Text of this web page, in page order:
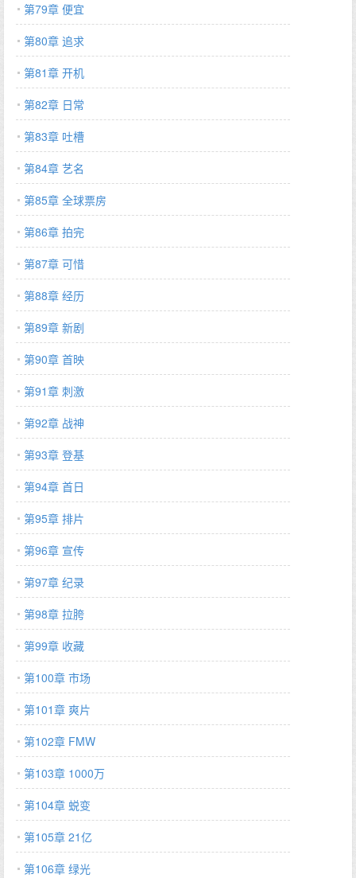
第79章 便宜
第80章 追求
第81章 开机
第82章 日常
第83章 吐槽
第84章 艺名
第85章 全球票房
第86章 拍完
第87章 可惜
第88章 经历
第89章 新剧
第90章 首映
第91章 刺激
第92章 战神
第93章 登基
第94章 首日
第95章 排片
第96章 宣传
第97章 纪录
第98章 拉胯
第99章 收藏
第100章 市场
第101章 爽片
第102章 FMW
第103章 1000万
第104章 蜕变
第105章 21亿
第106章 绿光